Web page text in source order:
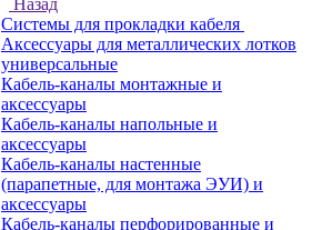
Назад
Системы для прокладки кабеля
Аксессуары для металлических лотков
универсальные
Кабель-каналы монтажные и
аксессуары
Кабель-каналы напольные и
аксессуары
Кабель-каналы настенные
(парапетные, для монтажа ЭУИ) и
аксессуары
Кабель-каналы перфорированные и